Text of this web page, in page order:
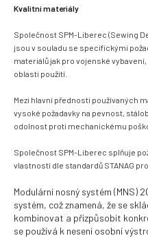
Kvalitní materiály
Společnost SPM-Liberec (Sewing
jsou v souladu se specifickými
materiálů jak pro vojenské
oblasti použití.
Mezi hlavní přednosti používaných
vysoké požadavky na pevnost,
odolnost proti mechanickému
Společnost SPM-Liberec splňuje
vlastností dle standardů STANAG
Modulární nosný systém (MNS)
systém, což znamená, že se
kombinovat a přizpůsobit
se používá k nesení osobní